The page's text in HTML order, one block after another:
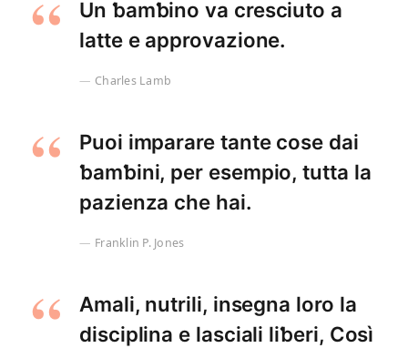
Un ƅamƅino va cresciuto a
latte e approvazione.
Charles Lamb
Puoi imparare tante cose dai
ƅamƅini, per esempio, tutta la
pazienza che hai.
Franklin P. Jones
Amali, nutrili, insegna loro la
disciplina e lasciali liƅeri, Così